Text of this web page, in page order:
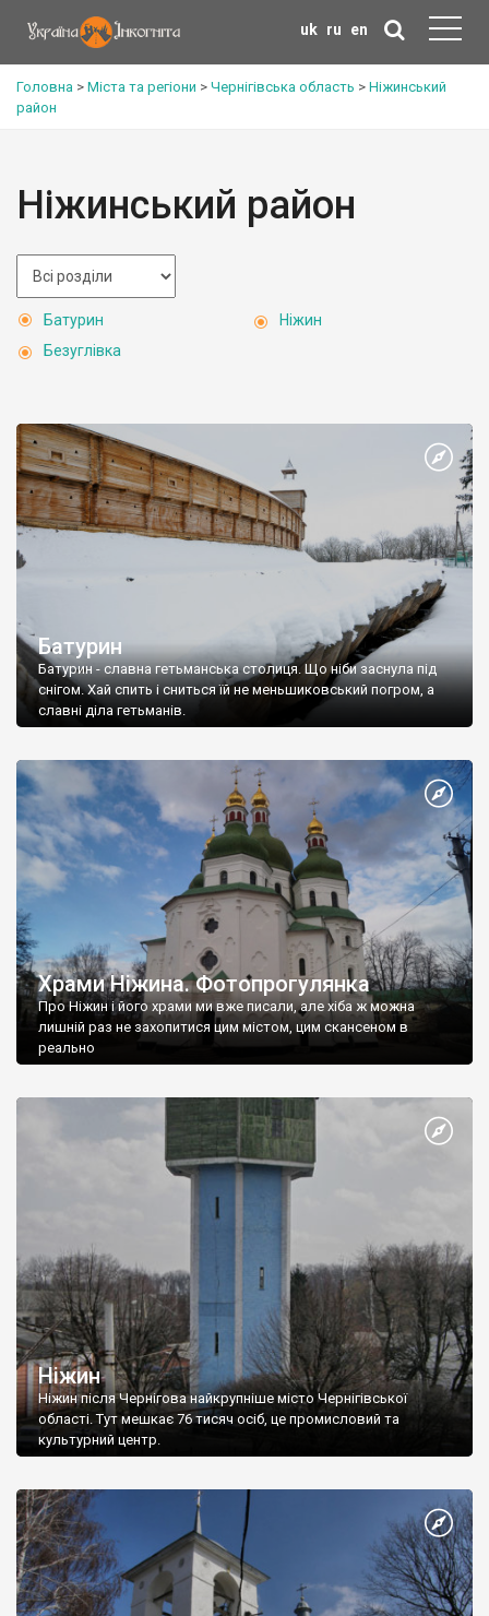
uk ru en
Головна > Міста та регіони > Чернігівська область > Ніжинський
район
Ніжинський район
Батурин
Безуглівка
Ніжин
Батурин
Батурин - славна гетьманська столиця. Що ніби заснула під
снігом. Хай спить і сниться їй не меньшиковський погром, а
славні діла гетьманів.
Храми Ніжина. Фотопрогулянка
Про Ніжин і його храми ми вже писали, але хіба ж можна
лишній раз не захопитися цим містом, цим скансеном в
реально
Ніжин
Ніжин після Чернігова найкрупніше місто Чернігівської
області. Тут мешкає 76 тисяч осіб, це промисловий та
культурний центр.